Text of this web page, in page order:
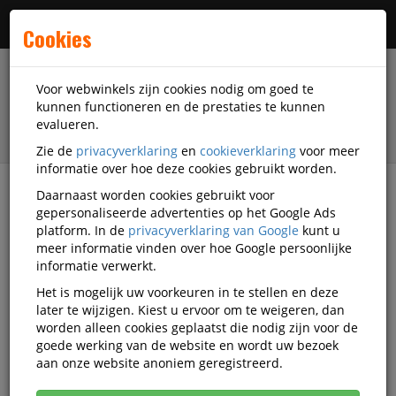
filter
Veiligheidsartikelen
Oogbescherming
Lasbrillen
3M Lasbrillen
3M Lasbrillen
Titel alfabetisch
Actief filter: 3M
Cookies
Voor webwinkels zijn cookies nodig om goed te
kunnen functioneren en de prestaties te kunnen
evalueren.
Zie de privacyverklaring en cookieverklaring voor meer
informatie over hoe deze cookies gebruikt worden.
Daarnaast worden cookies gebruikt voor
gepersonaliseerde advertenties op het Google Ads
platform. In de privacyverklaring van Google kunt u
meer informatie vinden over hoe Google persoonlijke
informatie verwerkt.
Het is mogelijk uw voorkeuren in te stellen en deze
later te wijzigen. Kiest u ervoor om te weigeren, dan
worden alleen cookies geplaatst die nodig zijn voor de
goede werking van de website en wordt uw bezoek
aan onze website anoniem geregistreerd.